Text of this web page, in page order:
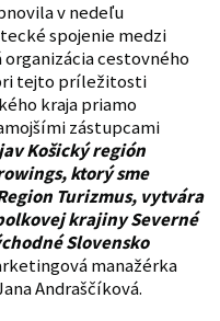
v nedeľu
spojenie medzi
organizácia cestovného
tejto príležitosti
kraja priamo
zástupcami
Košický región
ktorý sme
Turizmus, vytvára
krajiny Severné
Slovensko
manažérka
Andraščíková.